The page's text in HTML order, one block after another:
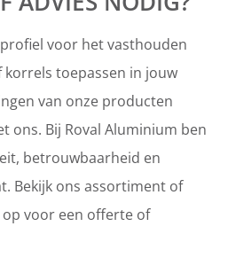
voor het vasthouden
toepassen in jouw
van onze producten
ons. Bij Roval Aluminium ben
betrouwbaarheid en
Bekijk ons assortiment of
voor een offerte of